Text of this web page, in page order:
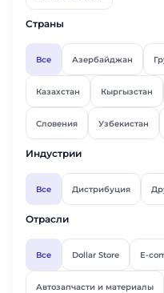
Страны
Все Азербайджан
Казахстан Кыргызстан
Словения Узбекистан
Индустрии
Все Дистрибуция
Отрасли
Все Dollar Store E-
Автозапчасти и материалы